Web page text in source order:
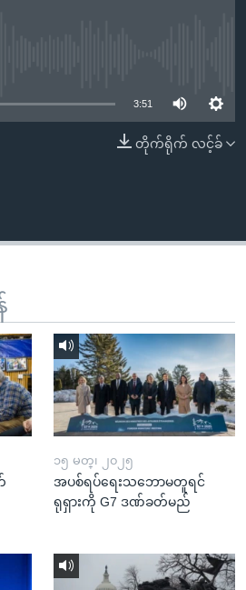
3:51
တိုက်ရိုက် လင့်ခ်
၁၅ မတ္၊ ၂၀၂၅
အပစ်ရပ်ရေးသဘောမတူရင်
ရုရှားကို G7 ဒဏ်ခတ်မည်